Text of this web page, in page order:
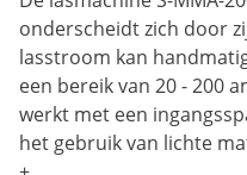
onderscheidt zich door
lasstroom kan
een bereik van 20 - 200
werkt met een
het gebruik van lichte